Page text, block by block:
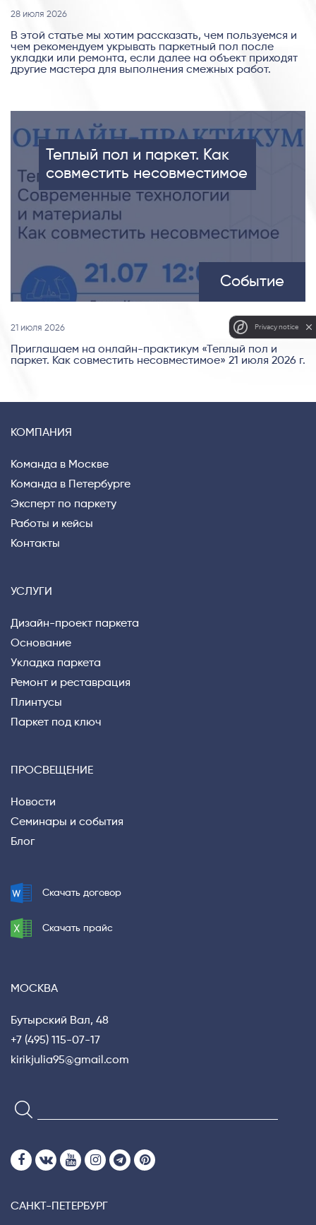
28 июля 2026
В этой статье мы хотим рассказать, чем пользуемся и
чем рекомендуем укрывать паркетный пол после
укладки или ремонта, если далее на объект приходят
другие мастера для выполнения смежных работ.
Теплый пол и паркет. Как
совместить несовместимое
Событие
21 июля 2026
Приглашаем на онлайн-практикум «Теплый пол и
паркет. Как совместить несовместимое» 21 июля 2026 г.
КОМПАНИЯ
Команда в Москве
Команда в Петербурге
Эксперт по паркету
Работы и кейсы
Контакты
УСЛУГИ
Дизайн-проект паркета
Основание
Укладка паркета
Ремонт и реставрация
Плинтусы
Паркет под ключ
ПРОСВЕЩЕНИЕ
Новости
Семинары и события
Блог
Скачать договор
Скачать прайс
МОСКВА
Бутырский Вал, 48
+7 (495) 115-07-17
kirikjulia95@gmail.com
САНКТ-ПЕТЕРБУРГ
Privacy notice